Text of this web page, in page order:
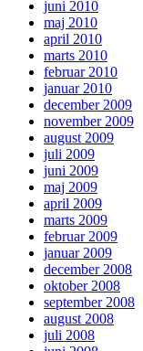
juni 2010
maj 2010
april 2010
marts 2010
februar 2010
januar 2010
december 2009
november 2009
august 2009
juli 2009
juni 2009
maj 2009
april 2009
marts 2009
februar 2009
januar 2009
december 2008
oktober 2008
september 2008
august 2008
juli 2008